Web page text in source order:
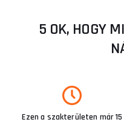
5 OK, HOGY
Ezen a szakterületen már 15